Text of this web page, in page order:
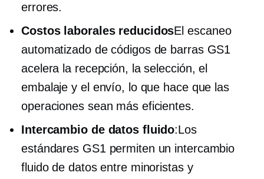
errores.
Costos laborales reducidosEl escaneo
automatizado de códigos de barras GS1
acelera la recepción, la selección, el
embalaje y el envío, lo que hace que las
operaciones sean más eficientes.
Intercambio de datos fluido:Los
estándares GS1 permiten un intercambio
fluido de datos entre minoristas y